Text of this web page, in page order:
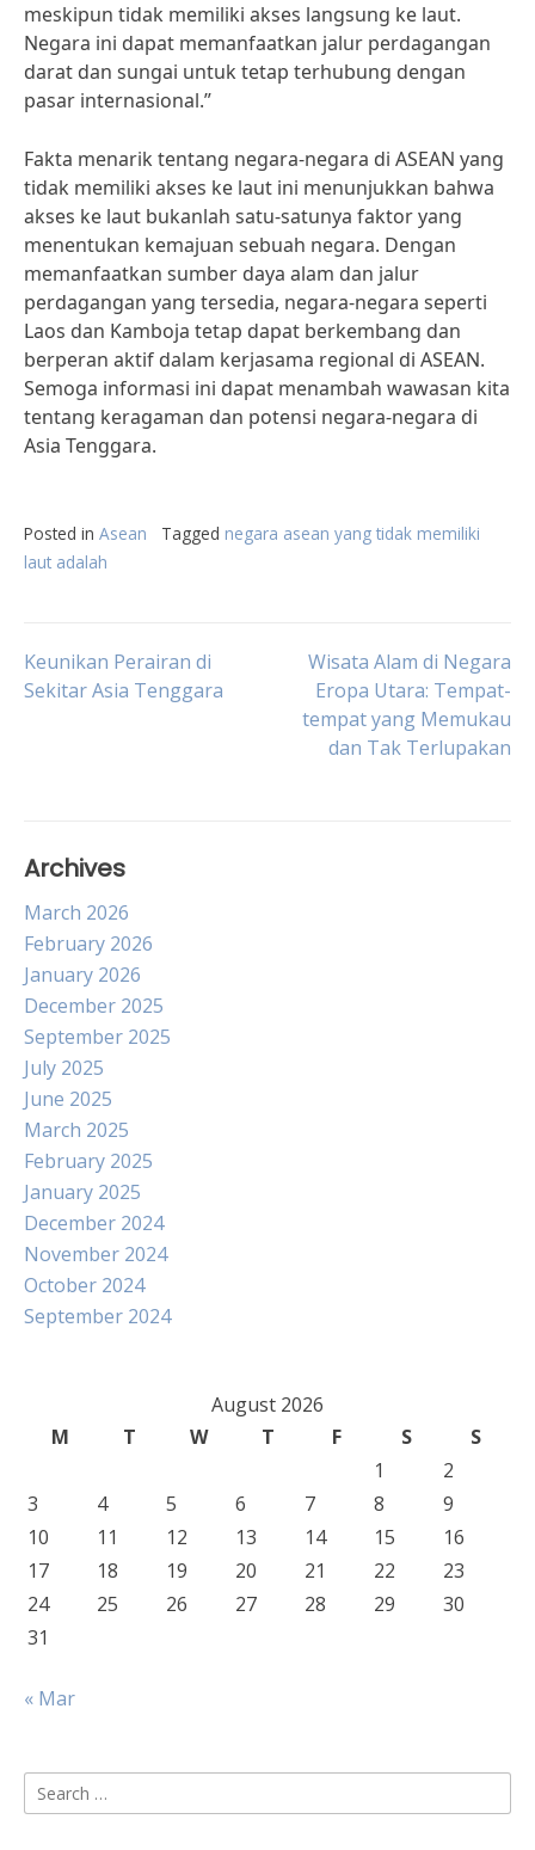
meskipun tidak memiliki akses langsung ke laut.
Negara ini dapat memanfaatkan jalur perdagangan
darat dan sungai untuk tetap terhubung dengan
pasar internasional.”
Fakta menarik tentang negara-negara di ASEAN yang
tidak memiliki akses ke laut ini menunjukkan bahwa
akses ke laut bukanlah satu-satunya faktor yang
menentukan kemajuan sebuah negara. Dengan
memanfaatkan sumber daya alam dan jalur
perdagangan yang tersedia, negara-negara seperti
Laos dan Kamboja tetap dapat berkembang dan
berperan aktif dalam kerjasama regional di ASEAN.
Semoga informasi ini dapat menambah wawasan kita
tentang keragaman dan potensi negara-negara di
Asia Tenggara.
Posted in Asean Tagged negara asean yang tidak memiliki
laut adalah
Post
Keunikan Perairan di
Sekitar Asia Tenggara
Wisata Alam di Negara
Eropa Utara: Tempat-
tempat yang Memukau
dan Tak Terlupakan
Archives
March 2026
February 2026
January 2026
December 2025
September 2025
July 2025
June 2025
March 2025
February 2025
January 2025
December 2024
November 2024
October 2024
September 2024
August 2026
M
T W T F S
S
1
2
3
4 5 6 7 8
9
10
11 12 13 14 15
16
17
18 19 20 21 22
23
24
25 26 27 28 29
30
31
« Mar
Search
for: